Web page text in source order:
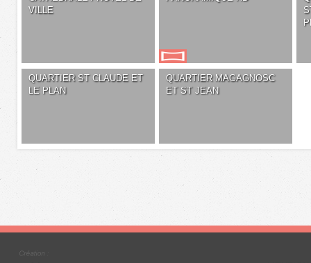
VILLE
QUARTIER ST CLAUDE ET
LE PLAN
QUARTIER MAGAGNOSC
ET ST JEAN